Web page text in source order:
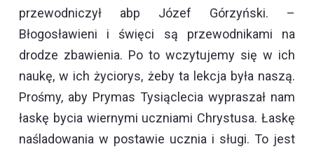
przewodniczył abp Józef Górzyński. –
Błogosławieni i święci są przewodnikami na
drodze zbawienia. Po to wczytujemy się w ich
naukę, w ich życiorys, żeby ta lekcja była naszą.
Prośmy, aby Prymas Tysiąclecia wypraszał nam
łaskę bycia wiernymi uczniami Chrystusa. Łaskę
naśladowania w postawie ucznia i sługi. To jest